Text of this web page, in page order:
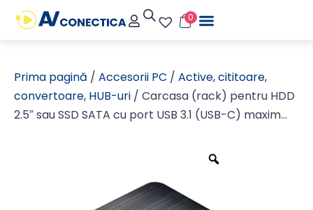
0
Prima pagină / Accesorii PC / Active, cititoare,
convertoare, HUB-uri / Carcasa (rack) pentru HDD
2.5″ sau SSD SATA cu port USB 3.1 (USB-C) maxim